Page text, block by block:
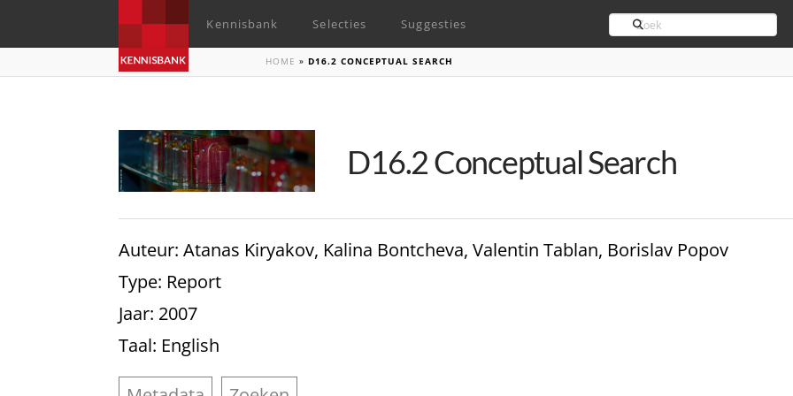
Kennisbank Selecties Suggesties Search
HOME »D16.2 CONCEPTUAL SEARCH
D16.2 Conceptual Search
Auteur: Atanas Kiryakov, Kalina Bontcheva, Valentin Tablan, Borislav Popov
Type: Report
Jaar: 2007
Taal: English